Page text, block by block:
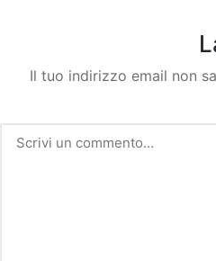
Il tuo indirizzo email non